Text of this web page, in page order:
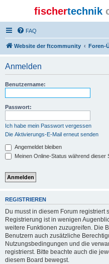
fischertechnik
FAQ
Website der ftcommunity Foren-
Anmelden
Benutzername:
Passwort:
Ich habe mein Passwort vergessen
Die Aktivierungs-E-Mail erneut senden
Angemeldet bleiben
Meinen Online-Status während dieser
REGISTRIEREN
Du musst in diesem Forum registriert
Registrierung ist in wenigen
weitere Funktionen zuzugreifen. Die
Benutzern auch zusätzliche
Nutzungsbedingungen und die
registrierst. Bitte beachte auch die
diesem Board bewegst.